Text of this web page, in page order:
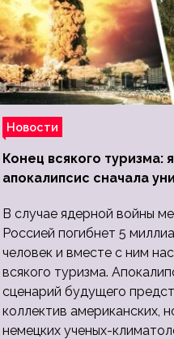
Новости
Конец всякого туризма:
апокалипсис сначала
людей
В случае ядерной войны
Россией погибнет 5
человек и вместе с ним
всякого туризма.
сценарий будущего
коллектив американских,
немецких ученых-